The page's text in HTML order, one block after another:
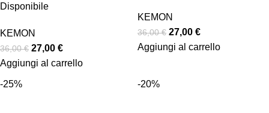
Disponibile
KEMON
36,00€ 27,00 €
Aggiungi al carrello
KEMON
36,00€ 27,00 €
Aggiungi al carrello
-25% -20%